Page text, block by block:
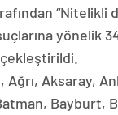
“Nitelikli
suçlarına yönelik
Ağrı, Aksaray,
Bayburt,